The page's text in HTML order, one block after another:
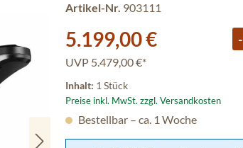
Artikel-Nr. 903111
Verkaufspreis:
5.199,00 €
UVP 5.479,00 €*
Inhalt: 1 Stück
Preise inkl. MwSt. zzgl. Versandkosten
Bestellbar – ca. 1 Woche